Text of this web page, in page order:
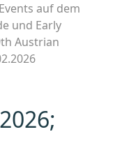
auf dem
und Early
Austrian